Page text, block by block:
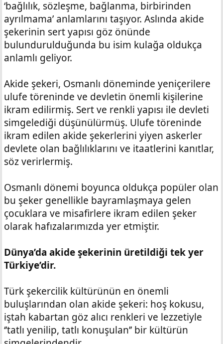
‘bağlılık, sözleşme, bağlanma, birbirinden
ayrılmama’ anlamlarını taşıyor. Aslında akide
şekerinin sert yapısı göz önünde
bulundurulduğunda bu isim kulağa oldukça
anlamlı geliyor.
Akide şekeri, Osmanlı döneminde yeniçerilere
ulufe töreninde ve devletin önemli kişilerine
ikram edilirmiş. Sert ve renkli yapısı ile devleti
simgelediği düşünülürmüş. Ulufe töreninde
ikram edilen akide şekerlerini yiyen askerler
devlete olan bağlılıklarını ve itaatlerini kanıtlar,
söz verirlermiş.
Osmanlı dönemi boyunca oldukça popüler olan
bu şeker genellikle bayramlaşmaya gelen
çocuklara ve misafirlere ikram edilen şeker
olarak hafızalarımızda yer etmiştir.
Dünya’da akide şekerinin üretildiği tek yer
Türkiye’dir.
Türk şekercilik kültürünün en önemli
buluşlarından olan akide şekeri: hoş kokusu,
iştah kabartan göz alıcı renkleri ve lezzetiyle
‘’tatlı yenilip, tatlı konuşulan’’ bir kültürün